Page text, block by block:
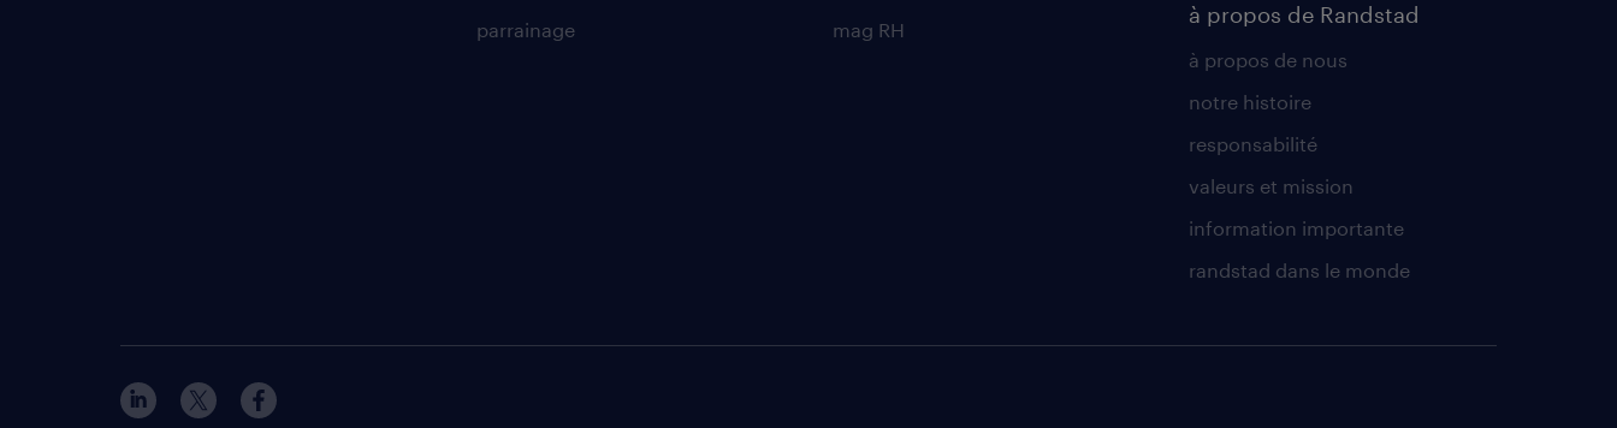
parrainage
mag RH
à propos de Randstad
à propos de nous
notre histoire
responsabilité
valeurs et mission
information importante
randstad dans le monde